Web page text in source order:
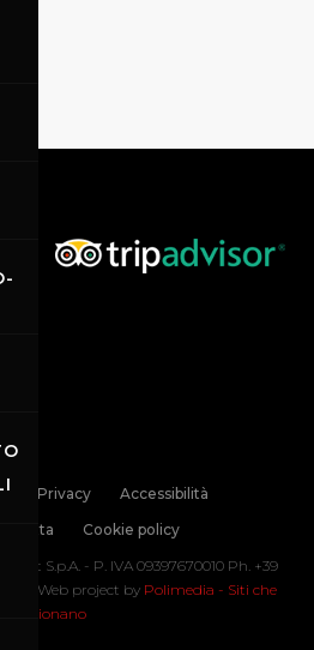
Privacy
Accessibilità
Cookie policy
S.p.A. - P. IVA 09397670010 Ph. +39
| Web project by Polimedia - Siti che
funzionano